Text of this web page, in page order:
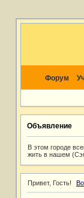
Форум
Объявление
В этом городе
жить в нашем
Привет, Гость!